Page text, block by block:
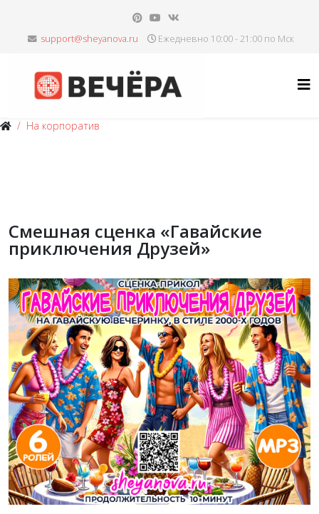
Ежедневно 10:00 - 21:00 по Мск
На корпоратив
Смешная сценка «Гавайские
приключения Друзей»